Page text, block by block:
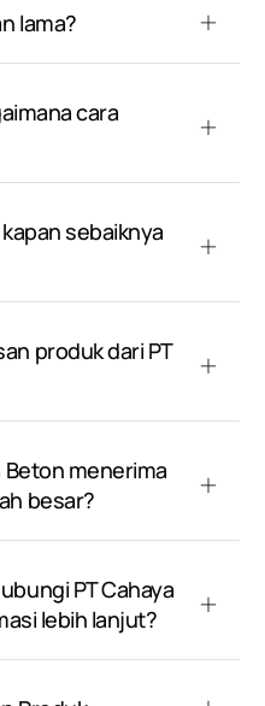
lama?
cara
sebaiknya
produk dari PT
Beton menerima
besar?
PT Cahaya
lebih lanjut?